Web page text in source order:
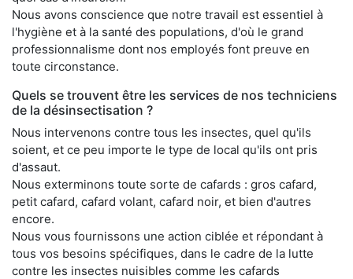
Nous avons conscience que notre travail est essentiel à
l'hygiène et à la santé des populations, d'où le grand
professionnalisme dont nos employés font preuve en
toute circonstance.
Quels se trouvent être les services de nos techniciens
de la désinsectisation ?
Nous intervenons contre tous les insectes, quel qu'ils
soient, et ce peu importe le type de local qu'ils ont pris
d'assaut.
Nous exterminons toute sorte de cafards : gros cafard,
petit cafard, cafard volant, cafard noir, et bien d'autres
encore.
Nous vous fournissons une action ciblée et répondant à
tous vos besoins spécifiques, dans le cadre de la lutte
contre les insectes nuisibles comme les cafards